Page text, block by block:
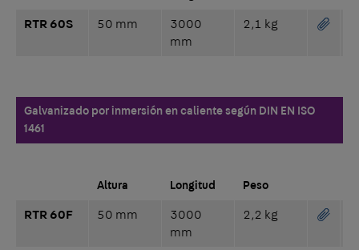
RTR 60S 50 mm
3000
mm
2,1 kg
Galvanizado por inmersión en caliente según DIN EN ISO
1461
Altura Longitud Peso
RTR 60F 50 mm
3000
mm
2,2 kg